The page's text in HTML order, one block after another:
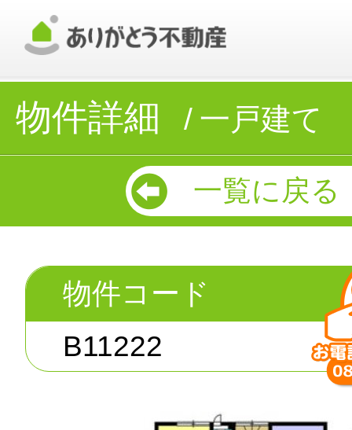
物件詳細 一戸建て
一覧に戻る
物件コード
B11222